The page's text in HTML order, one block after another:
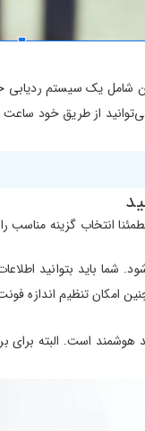
شامل یک سیستم
از طریق خود ساعت
انتخاب گزینه مناسب
باید بتوانید
امکان تنظیم اندازه
است. البته برای